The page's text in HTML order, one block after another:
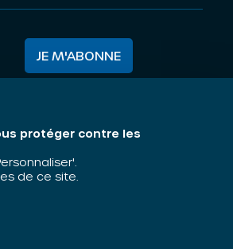
JE M'ABONNE
protéger contre les
de ce site.